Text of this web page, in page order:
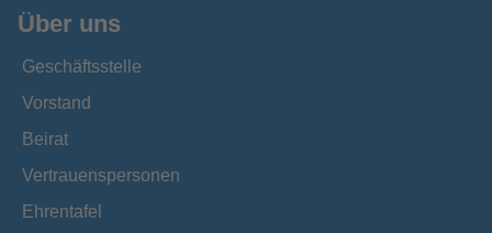
Über uns
Geschäftsstelle
Vorstand
Beirat
Vertrauenspersonen
Ehrentafel